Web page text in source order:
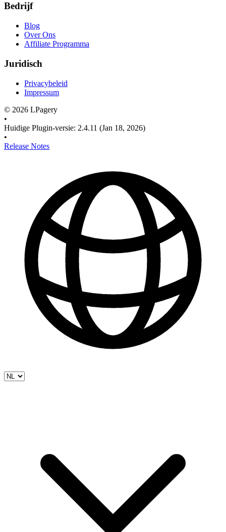
Bedrijf
Blog
Over Ons
Affiliate Programma
Juridisch
Privacybeleid
Impressum
© 2026 LPagery
•
Huidige Plugin-versie: 2.4.11 (Jan 18, 2026)
•
Release Notes